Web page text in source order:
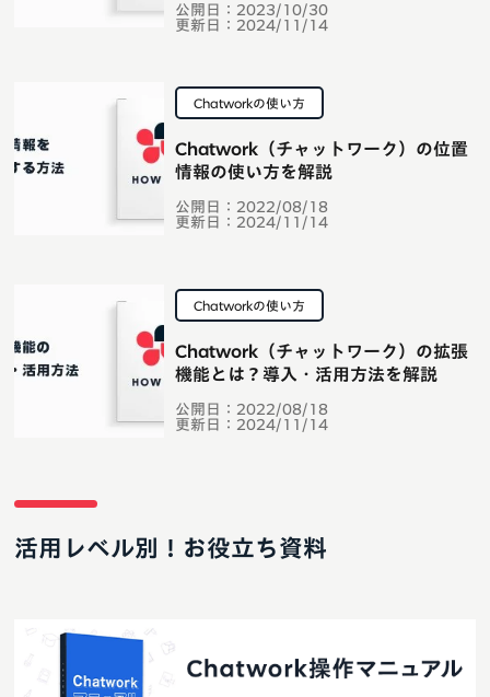
公開日： 2023/10/30
更新日： 2024/11/14
Chatworkの使い方
公開日： 2022/08/18
更新日： 2024/11/14
Chatwork（チャットワーク）の位置
情報の使い方を解説
Chatworkの使い方
公開日： 2022/08/18
更新日： 2024/11/14
Chatwork（チャットワーク）の拡張
機能とは？導入・活用方法を解説
活用レベル別！お役立ち資料